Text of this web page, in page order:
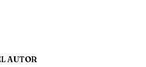
AUTOR